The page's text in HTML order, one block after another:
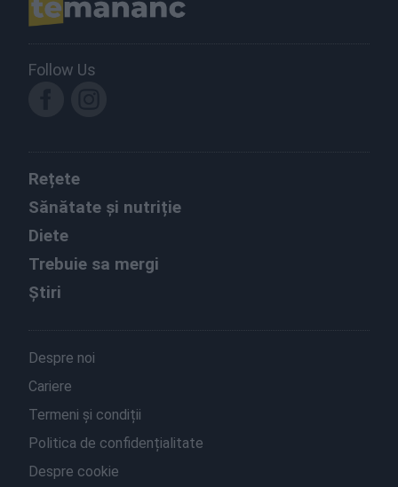
Follow Us
Rețete
Sănătate și nutriție
Diete
Trebuie sa mergi
Știri
Despre noi
Cariere
Termeni și condiții
Politica de confidențialitate
Despre cookie